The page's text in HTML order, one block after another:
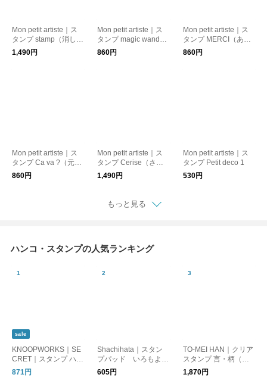
Mon petit artiste｜ス
タンプ stamp（消し
印）
1,490円
Mon petit artiste｜ス
タンプ magic wand
（魔法の杖）
860円
Mon petit artiste｜ス
タンプ MERCI（あり
がとう）
860円
Mon petit artiste｜ス
タンプ Ca va ?（元
気？）
860円
Mon petit artiste｜ス
タンプ Cerise（さく
らんぼ）
1,490円
Mon petit artiste｜ス
タンプ Petit deco 1
530円
もっと見る
ハンコ・スタンプの人気ランキング
sale
KNOOPWORKS｜SE
CRET｜スタンプ ハン
コ
871円
Shachihata｜スタン
プパッド いろもよ
う わらべ
605円
TO-MEI HAN｜クリア
スタンプ 言・柄（コ
ト・ガラ）
1,870円